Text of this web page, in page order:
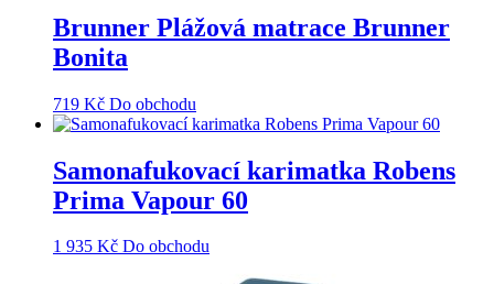
Brunner Plážová matrace Brunner
Bonita
719 Kč Do obchodu
Samonafukovací karimatka Robens
Prima Vapour 60
1 935 Kč Do obchodu